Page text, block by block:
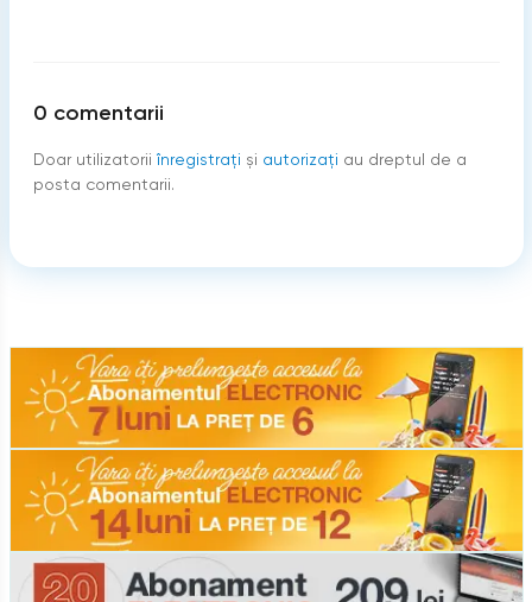
0 comentarii
Doar utilizatorii înregistraţi şi autorizați au dreptul de a
posta comentarii.